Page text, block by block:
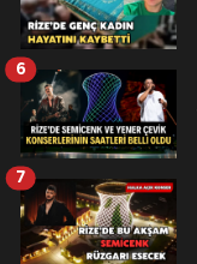
6
7